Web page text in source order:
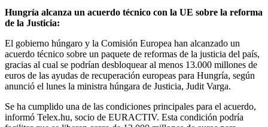
Hungría alcanza un acuerdo técnico con la UE sobre la reforma
de la Justicia:
El gobierno húngaro y la Comisión Europea han alcanzado un
acuerdo técnico sobre un paquete de reformas de la justicia del país,
gracias al cual se podrían desbloquear al menos 13.000 millones de
euros de las ayudas de recuperación europeas para Hungría, según
anunció el lunes la ministra húngara de Justicia, Judit Varga.
Se ha cumplido una de las condiciones principales para el acuerdo,
informó Telex.hu, socio de EURACTIV. Esta condición podría